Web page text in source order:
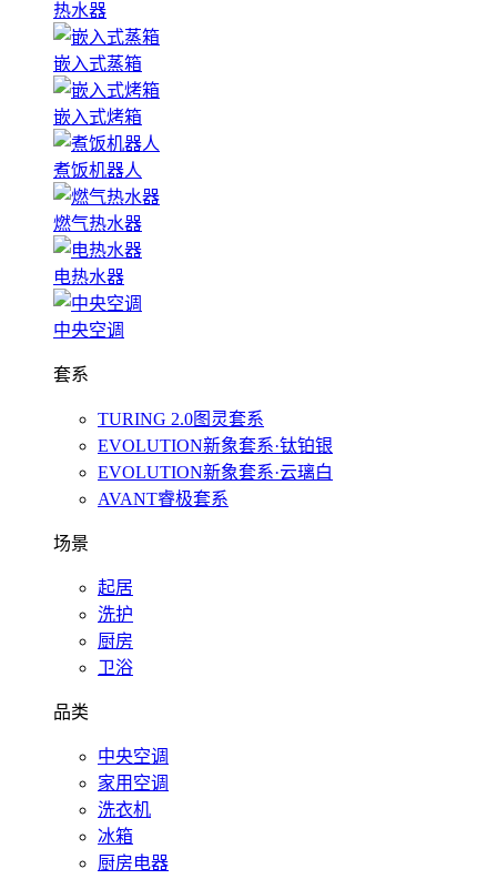
热水器
嵌入式蒸箱
嵌入式烤箱
煮饭机器人
燃气热水器
电热水器
中央空调
套系
TURING 2.0图灵套系
EVOLUTION新象套系·钛铂银
EVOLUTION新象套系·云璃白
AVANT睿极套系
场景
起居
洗护
厨房
卫浴
品类
中央空调
家用空调
洗衣机
冰箱
厨房电器